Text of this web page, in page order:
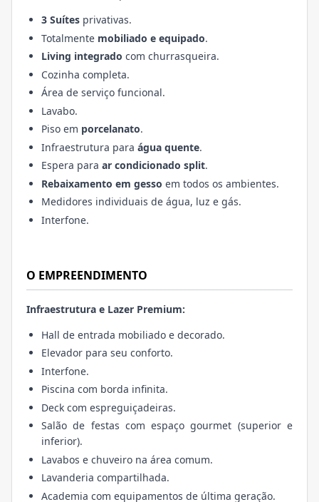
3 Suítes privativas.
Totalmente mobiliado e equipado.
Living integrado com churrasqueira.
Cozinha completa.
Área de serviço funcional.
Lavabo.
Piso em porcelanato.
Infraestrutura para água quente.
Espera para ar condicionado split.
Rebaixamento em gesso em todos os ambientes.
Medidores individuais de água, luz e gás.
Interfone.
O EMPREENDIMENTO
Infraestrutura e Lazer Premium:
Hall de entrada mobiliado e decorado.
Elevador para seu conforto.
Interfone.
Piscina com borda infinita.
Deck com espreguiçadeiras.
Salão de festas com espaço gourmet (superior e
inferior).
Lavabos e chuveiro na área comum.
Lavanderia compartilhada.
Academia com equipamentos de última geração.